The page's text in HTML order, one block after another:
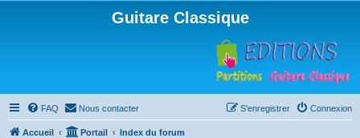
Guitare Classique
FAQ Nous contacter Connexion
S’enregistrer
Accueil Portail Index du forum